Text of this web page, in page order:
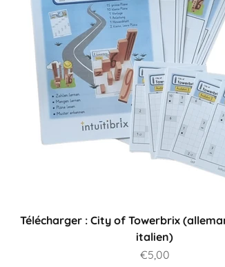
Télécharger : City of Towerbrix
italien)
Prix de vente
€5,00